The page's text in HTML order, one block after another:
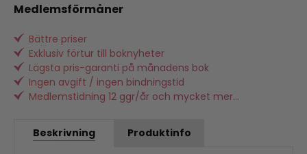
Medlemsförmåner
Bättre priser
Exklusiv förtur till boknyheter
Lägsta pris-garanti på månadens bok
Ingen avgift / ingen bindningstid
Medlemstidning 12 ggr/år och mycket mer...
Beskrivning Produktinfo